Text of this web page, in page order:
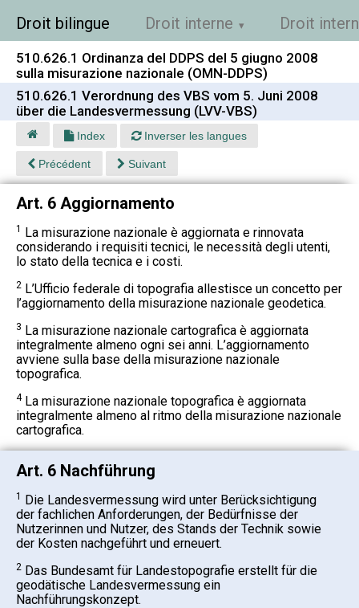
Droit bilingue Droit interne Droit
510.626.1 Ordinanza del DDPS del 5 giugno 2008
sulla misurazione nazionale (OMN-DDPS)
510.626.1 Verordnung des VBS vom 5. Juni 2008
über die Landesvermessung (LVV-VBS)
Index Inverser les langues
Précédent Suivant
Art. 6 Aggiornamento
1 La misurazione nazionale è aggiornata e rinnovata
considerando i requisiti tecnici, le necessità degli utenti,
lo stato della tecnica e i costi.
2 L’Ufficio federale di topografia allestisce un concetto per
l’aggiornamento della misurazione nazionale geodetica.
3 La misurazione nazionale cartografica è aggiornata
integralmente almeno ogni sei anni. L’aggiornamento
avviene sulla base della misurazione nazionale
topografica.
4La misurazione nazionale topografica è aggiornata
integralmente almeno al ritmo della misurazione nazionale
cartografica.
Art. 6 Nachführung
1 Die Landesvermessung wird unter Berücksichtigung
der fachlichen Anforderungen, der Bedürfnisse der
Nutzerinnen und Nutzer, des Stands der Technik sowie
der Kosten nachgeführt und erneuert.
2 Das Bundesamt für Landestopografie erstellt für die
geodätische Landesvermessung ein
Nachführungskonzept.